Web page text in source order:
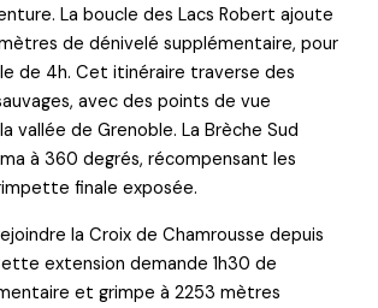
La boucle des Lacs Robert ajoute
de dénivelé supplémentaire, pour
de 4h. Cet itinéraire traverse des
avec des points de vue
vallée de Grenoble. La Brèche Sud
à 360 degrés, récompensant les
finale exposée.
la Croix de Chamrousse depuis
extension demande 1h30 de
et grimpe à 2253 mètres